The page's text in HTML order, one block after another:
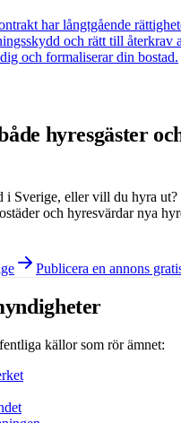
har långtgående
och rätt till återkrav
och formaliserar din bostad.
hyresgäster
i Sverige, eller vill du hyra
och hyresvärdar nya
Publicera en annons
källor som rör ämnet: